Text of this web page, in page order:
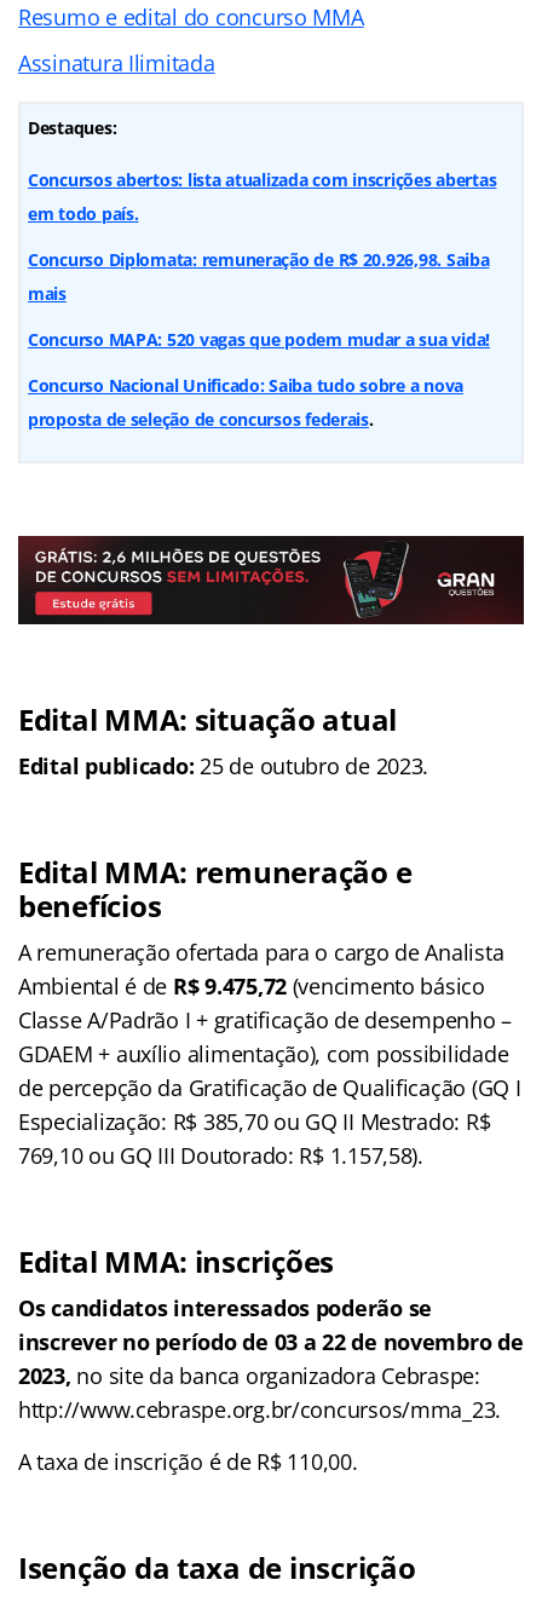
Resumo e edital do concurso MMA
Assinatura Ilimitada
Destaques:
Concursos abertos: lista atualizada com inscrições abertas
em todo país.
Concurso Diplomata: remuneração de R$ 20.926,98. Saiba
mais
Concurso MAPA: 520 vagas que podem mudar a sua vida!
Concurso Nacional Unificado: Saiba tudo sobre a nova
proposta de seleção de concursos federais.
Edital MMA: situação atual
Edital publicado: 25 de outubro de 2023.
Edital MMA: remuneração e
benefícios
A remuneração ofertada para o cargo de Analista
Ambiental é de R$ 9.475,72(vencimento básico
Classe A/Padrão I + gratificação de desempenho –
GDAEM + auxílio alimentação), com possibilidade
de percepção da Gratificação de Qualificação (GQ I
Especialização: R$ 385,70 ou GQ II Mestrado: R$
769,10 ou GQ III Doutorado: R$ 1.157,58).
Edital MMA: inscrições
Os candidatos interessados poderão se
inscrever no período de 03 a 22 de novembro de
2023, no site da banca organizadora Cebraspe:
http://www.cebraspe.org.br/concursos/mma_23.
A taxa de inscrição é de R$ 110,00.
Isenção da taxa de inscrição